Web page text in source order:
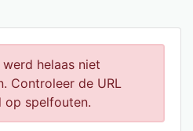
werd helaas niet
Controleer de URL
op spelfouten.